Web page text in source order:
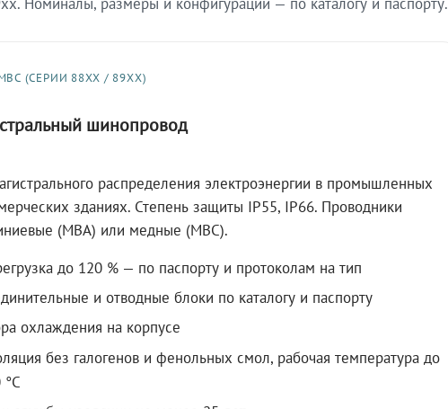
(СЕРИИ 88XX / 89XX)
шинопровод
распределения электроэнергии в промышленных
зданиях. Степень защиты IP55, IP66. Проводники
(МВА) или медные (МВС).
до 120 % — по паспорту и протоколам на тип
и отводные блоки по каталогу и паспорту
охлаждения на корпусе
без галогенов и фенольных смол, рабочая температура до